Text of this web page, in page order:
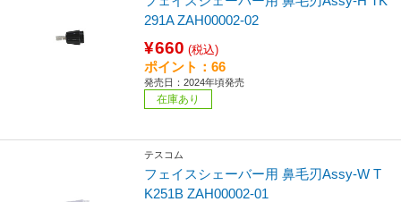
291A ZAH00002-02
¥660 (税込)
ポイント：66
発売日：2024年頃発売
在庫あり
テスコム
フェイスシェーバー用 鼻毛刃Assy-W T
K251B ZAH00002-01